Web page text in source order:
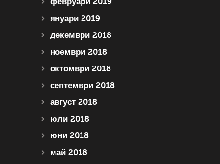
януари 2019
декември 2018
ноември 2018
октомври 2018
септември 2018
август 2018
юли 2018
юни 2018
май 2018